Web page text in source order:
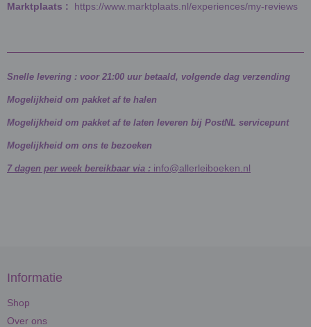
Marktplaats : https://www.marktplaats.nl/experiences/my-reviews
Snelle levering : voor 21:00 uur betaald, volgende dag verzending
Mogelijkheid om pakket af te halen
Mogelijkheid om pakket af te laten leveren bij PostNL servicepunt
Mogelijkheid om ons te bezoeken
7 dagen per week bereikbaar via : info@allerleiboeken.nl
Informatie
Shop
Over ons